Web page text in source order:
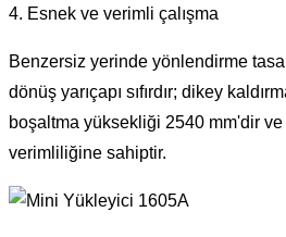
4. Esnek ve verimli çalışma
Benzersiz yerinde yönlendirme
dönüş yarıçapı sıfırdır; dikey
boşaltma yüksekliği 2540 mm'dir
verimliliğine sahiptir.